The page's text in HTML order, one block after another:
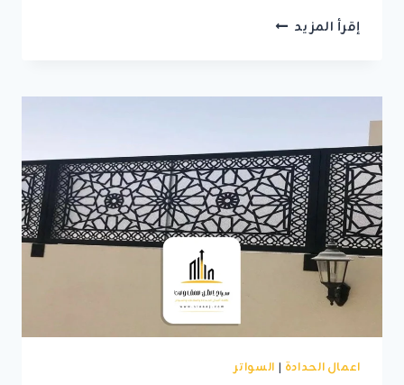
إقرأ المزيد تركيب
والمتانة
التي
تستحقها
من
سياج
الظل
اعمال الحدادة | السواتر